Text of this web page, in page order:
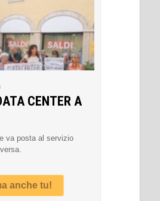
CENTER A
va posta al servizio
anche tu!